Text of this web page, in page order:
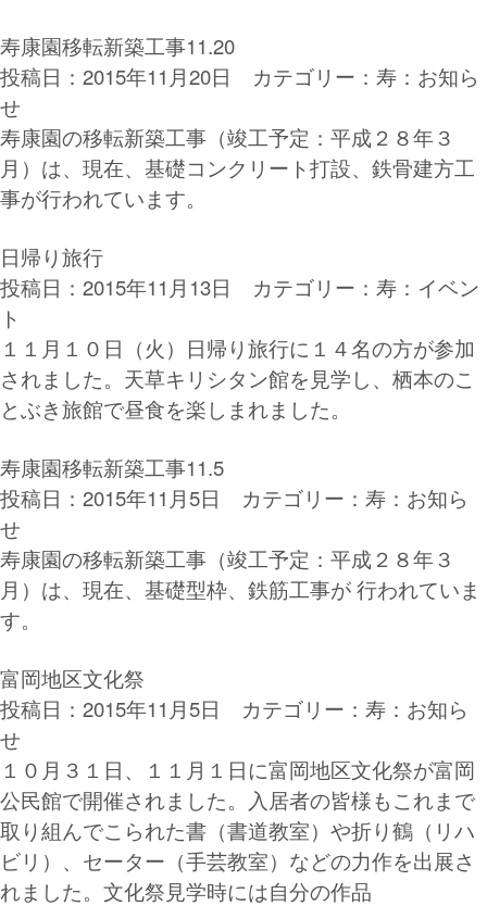
寿康園移転新築工事11.20
投稿日：2015年11月20日 カテゴリー： 寿：お知ら
せ
寿康園の移転新築工事（竣工予定：平成２８年３
月）は、現在、基礎コンクリート打設、鉄骨建方工
事が行われています。
日帰り旅行
投稿日：2015年11月13日 カテゴリー： 寿：イベン
ト
１１月１０日（火）日帰り旅行に１４名の方が参加
されました。天草キリシタン館を見学し、栖本のこ
とぶき旅館で昼食を楽しまれました。
寿康園移転新築工事11.5
投稿日：2015年11月5日 カテゴリー： 寿：お知ら
せ
寿康園の移転新築工事（竣工予定：平成２８年３
月）は、現在、基礎型枠、鉄筋工事が 行われていま
す。
富岡地区文化祭
投稿日：2015年11月5日 カテゴリー： 寿：お知ら
せ
１０月３１日、１１月１日に富岡地区文化祭が富岡
公民館で開催されました。入居者の皆様もこれまで
取り組んでこられた書（書道教室）や折り鶴（リハ
ビリ）、セーター（手芸教室）などの力作を出展さ
れました。文化祭見学時には自分の作品